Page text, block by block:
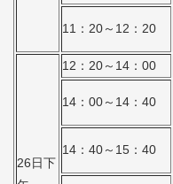
11：20～12：20
26日下
12：20～14：00
14：00～14：40
14：40～15：40